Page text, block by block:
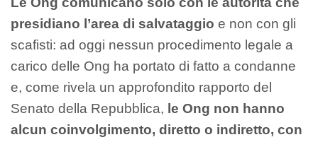
presidiano l’area di salvataggio e non con gli
scafisti: ad oggi nessun procedimento legale a
carico delle Ong ha portato di fatto a condanne
e, come rivela un approfondito rapporto del
Senato della Repubblica, le Ong non hanno
alcun coinvolgimento, diretto o indiretto, con